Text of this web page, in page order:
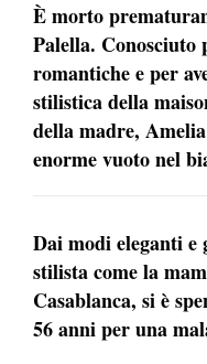
È morto
Palella. Conosciuto
romantiche e per
stilistica della
della madre,
enorme vuoto nel
Dai modi eleganti
stilista come la
Casablanca, si è
56 anni per una